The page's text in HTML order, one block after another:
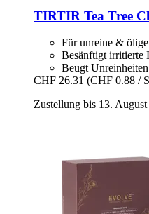
TIRTIR Tea Tree
Für unreine &
Besänftigt irritierte
Beugt
CHF 26.31 (CHF 0.88 /
Zustellung bis 13. August